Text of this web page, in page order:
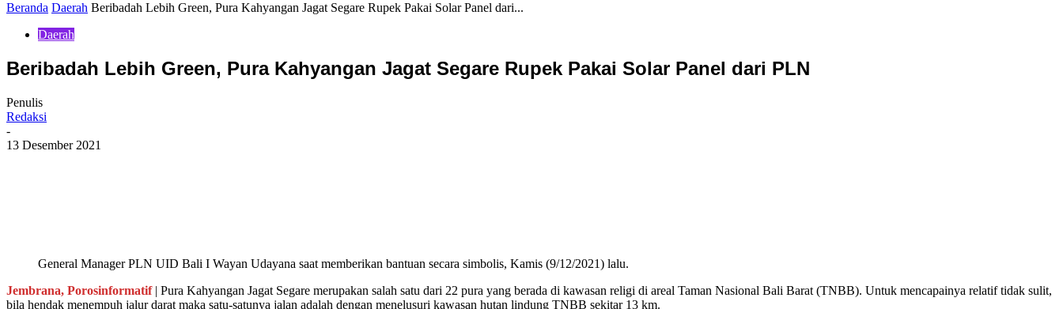
Beranda Daerah Beribadah Lebih Green, Pura Kahyangan Jagat Segare Rupek Pakai Solar Panel dari...
Daerah
Beribadah Lebih Green, Pura Kahyangan Jagat Segare Rupek Pakai Solar Panel dari PLN
Penulis
Redaksi
-
13 Desember 2021
General Manager PLN UID Bali I Wayan Udayana saat memberikan bantuan secara simbolis, Kamis (9/12/2021) lalu.
Jembrana, Porosinformatif| Pura Kahyangan Jagat Segare merupakan salah satu dari 22 pura yang berada di kawasan religi di areal Taman Nasional Bali Barat (TNBB). Untuk mencapainya relatif tidak sulit,
bila hendak menempuh jalur darat maka satu-satunya jalan adalah dengan menelusuri kawasan hutan lindung TNBB sekitar 13 km.